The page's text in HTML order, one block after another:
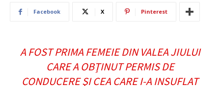
Facebook X Pinterest
A FOST PRIMA FEMEIE DIN VALEA JIULUI
CARE A OBŢINUT PERMIS DE
CONDUCERE ŞI CEA CARE I-A INSUFLAT